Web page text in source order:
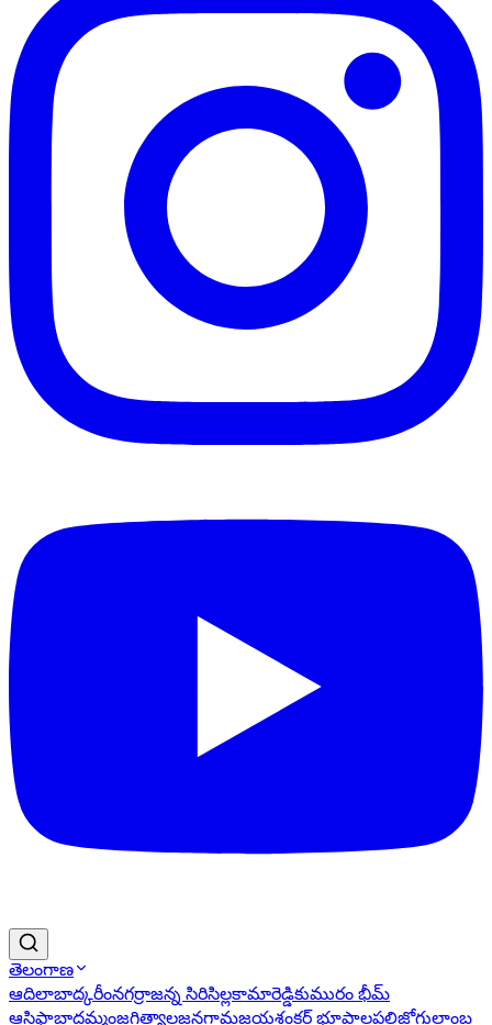
తెలంగాణ
ఆదిలాబాద్కరీంనగర్రాజన్న సిరిసిల్లకామారెడ్డికుమురం భీమ్
ఆసిఫాబాద్ఖమ్మంజగిత్యాలజనగామజయశంకర్ భూపాలపల్లిజోగులాంబ